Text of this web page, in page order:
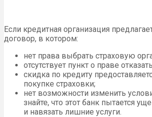
Если кредитная организация
договор, в котором:
нет права выбрать страховую
отсутствует пункт о праве
скидка по кредиту
покупке страховки;
нет возможности изменить
знайте, что этот банк пытается
и навязать лишние услуги.